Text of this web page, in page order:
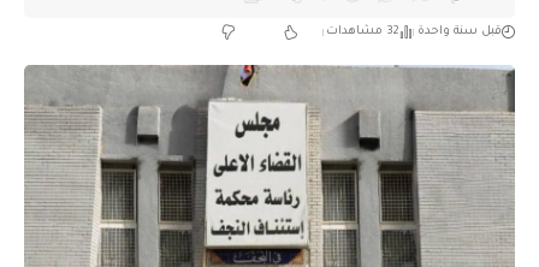
قبل سنة واحدة 32 مشاهدات